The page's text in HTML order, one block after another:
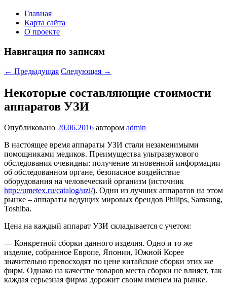
Главная
Карта сайта
О проекте
Навигация по записям
← Предыдущая Следующая →
Некоторые составляющие стоимости
аппаратов УЗИ
Опубликовано 20.06.2016 автором admin
В настоящее время аппараты УЗИ стали незаменимыми
помощниками медиков. Преимущества ультразвукового
обследования очевидны: получение мгновенной информации
об обследованном органе, безопасное воздействие
оборудования на человеческий организм (источник
http://umetex.ru/catalog/uzi/). Одни из лучших аппаратов на этом
рынке – аппараты ведущих мировых брендов Philips, Samsung,
Toshiba.
Цена на каждый аппарат УЗИ складывается с учетом:
— Конкретной сборки данного изделия. Одно и то же
изделие, собранное Европе, Японии, Южной Корее
значительно превосходят по цене китайские сборки этих же
фирм. Однако на качестве товаров место сборки не влияет, так
каждая серьезная фирма дорожит своим именем на рынке.